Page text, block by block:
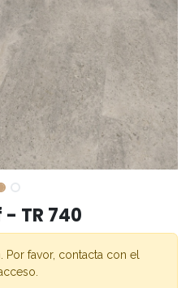
TR 740
Por favor, contacta con el